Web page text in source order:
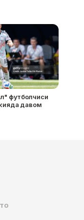
футболчиси
давом